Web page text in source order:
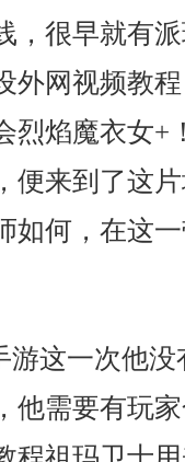
，很早就有
外网视频教
烈焰魔衣女+
便来到了这
如何，在这
游这一次他
他需要有玩